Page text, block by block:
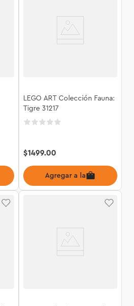
LEGO ART Colección Fauna:
Tigre 31217
$1499.00
Agregar a la bolsa